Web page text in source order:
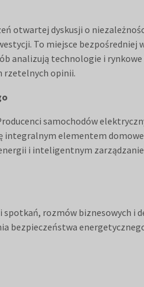
otwartej dyskusji o
To miejsce bezpośredniej
technologie i
rzetelnych opinii.
samochodów
integralnym elementem
i inteligentnym
rozmów biznesowych i
bezpieczeństwa